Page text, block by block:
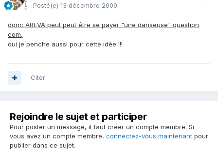
Posté(e) 13 décembre 2009
donc AREVA peut peut être se payer "une danseuse" question
com,
oui je penche aussi pour cette idée !!!
Citer
Rejoindre le sujet et participer
Pour poster un message, il faut créer un compte membre. Si
vous avez un compte membre, connectez-vous maintenant pour
publier dans ce sujet.